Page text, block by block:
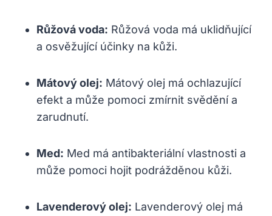
Růžová voda: Růžová voda má uklidňující
a osvěžující účinky na kůži.
Mátový olej: Mátový olej má ochlazující
efekt a může pomoci zmírnit svědění a
zarudnutí.
Med: Med má antibakteriální vlastnosti a
může pomoci hojit podrážděnou kůži.
Lavenderový olej: Lavenderový olej má